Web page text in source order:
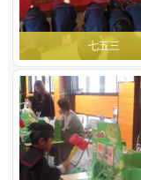
七五三